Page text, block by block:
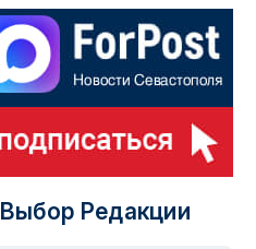
Выбор Редакции